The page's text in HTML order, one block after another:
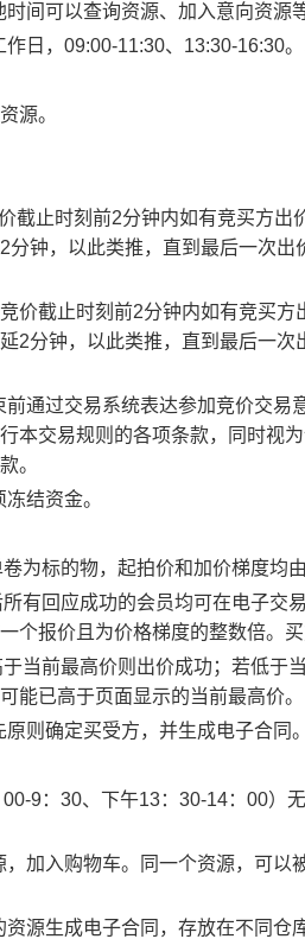
间可以查询资源、加入意向资源等
日，09:00-11:30、13:30-16:30。
源。
截止时刻前2分钟内如有竞买方
钟，以此类推，直到最后一次
价截止时刻前2分钟内如有竞买
2分钟，以此类推，直到最后一
通过交易系统表达参加竞价交易
本交易规则的各项条款，同时视
。
结资金。
为标的物，起拍价和加价梯度均由
有回应成功的会员均可在电子交
个报价且为价格梯度的整数倍。
当前最高价则出价成功；若低于
能已高于页面显示的当前最高价。
则确定买受方，并生成电子合同。
9：30、下午13：30-14：00）
加入购物车。同一个资源，可以
源生成电子合同，存放在不同仓